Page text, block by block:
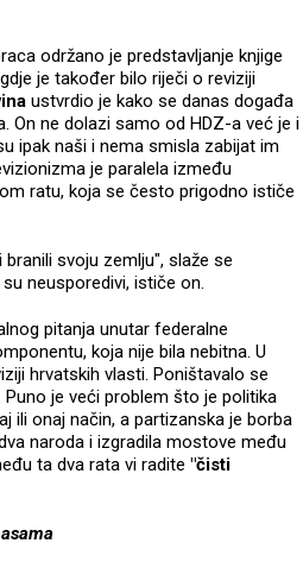
održano je predstavljanje knjige
je također bilo riječi o reviziji
ustvrdio je kako se danas događa
On ne dolazi samo od HDZ-a već je i
ipak naši i nema smisla zabijat im
je paralela između
ratu, koja se često prigodno ističe
svoju zemlju", slaže se
neusporedivi, ističe on.
pitanja unutar federalne
koja nije bila nebitna. U
hrvatskih vlasti. Poništavalo se
je veći problem što je politika
ili onaj način, a partizanska je borba
naroda i izgradila mostove među
ta dva rata vi radite "čisti